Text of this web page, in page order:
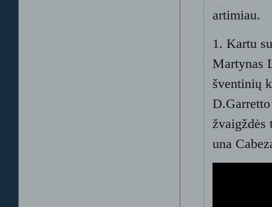
artimiau.
1. Kartu
Martynas
šventinių
žvaigždės
una